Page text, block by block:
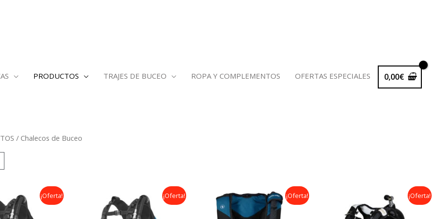
PRODUCTOS TRAJES DE BUCEO ROPA Y COMPLEMENTOS OFERTAS ESPECIALES 0,00€
/ Chalecos de Buceo
¡Oferta!
precio
actual
¡Oferta!
precio
original
precio
actual
¡Oferta!
Rango
de
precios:
¡Oferta!
Rango
de
precios: